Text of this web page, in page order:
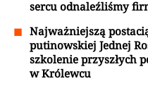
sercu odnaleźliśmy
Najważniejszą
putinowskiej Jednej
szkolenie przyszłych
w Królewcu